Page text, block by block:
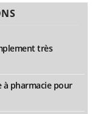
très
à pharmacie pour